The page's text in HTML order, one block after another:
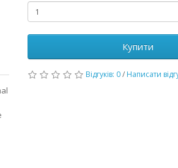
Купити
Відгуків: 0/ Написати